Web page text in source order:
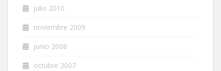
julio 2010
noviembre 2009
junio 2008
octubre 2007